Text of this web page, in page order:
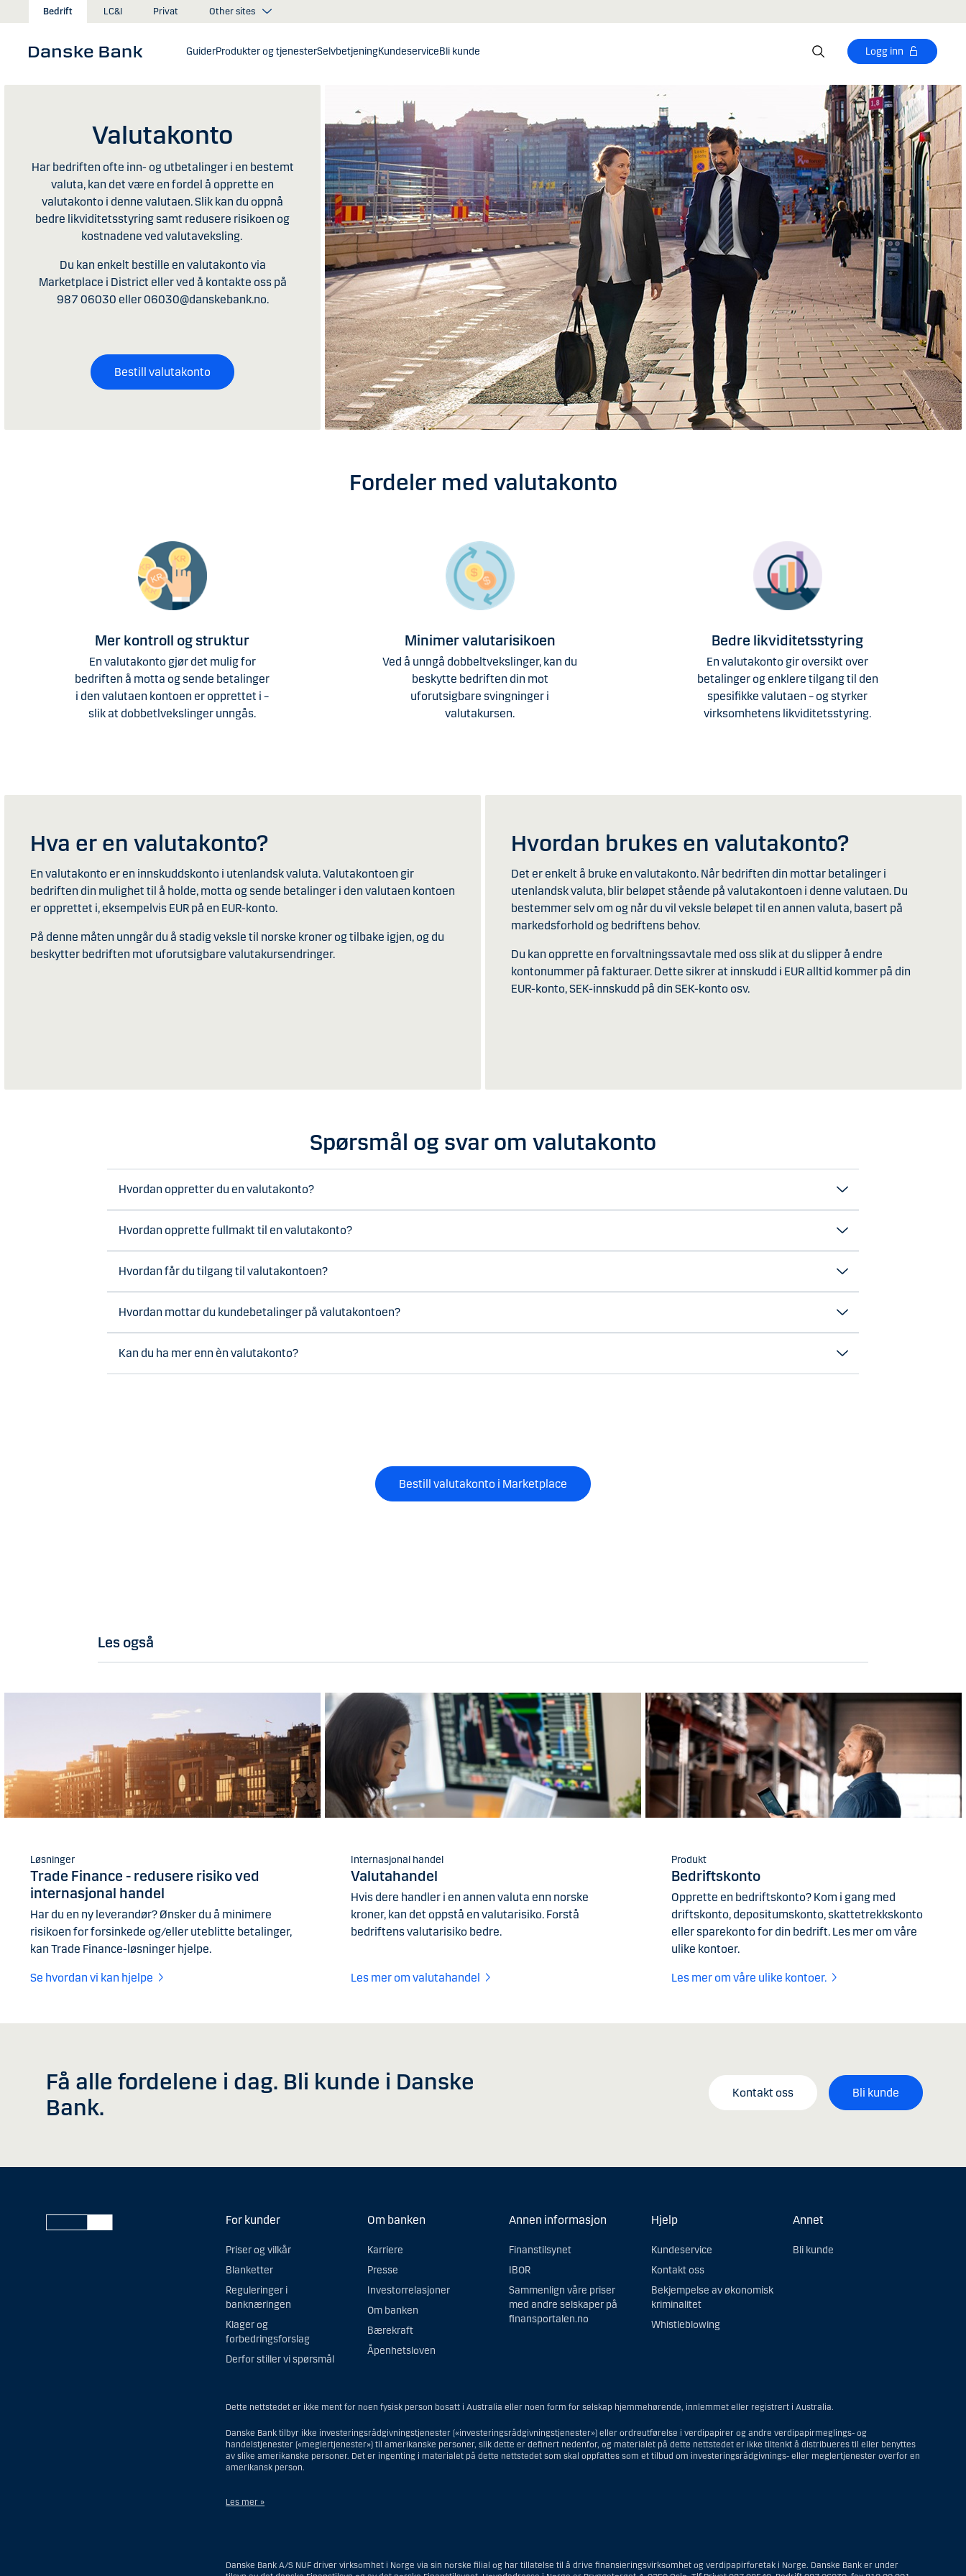
Gå til hovedinnhold
Bedrift LC&I Privat Other sites
GuiderProdukter og tjenesterSelvbetjeningKundeserviceBli kunde Logg inn
Valutakonto
Har bedriften ofte inn- og utbetalinger i en bestemt
valuta, kan det være en fordel å opprette en
valutakonto i denne valutaen. Slik kan du oppnå
bedre likviditetsstyring samt redusere risikoen og
kostnadene ved valutaveksling.
Du kan enkelt bestille en valutakonto via
Marketplace i District eller ved å kontakte oss på
987 06030 eller 06030@danskebank.no.
Bestill valutakonto
Fordeler med valutakonto
Mer kontroll og struktur
En valutakonto gjør det mulig for
bedriften å motta og sende betalinger
i den valutaen kontoen er opprettet i –
slik at dobbetlvekslinger unngås.
Minimer valutarisikoen
Ved å unngå dobbeltvekslinger, kan du
beskytte bedriften din mot
uforutsigbare svingninger i
valutakursen.
Bedre likviditetsstyring
En valutakonto gir oversikt over
betalinger og enklere tilgang til den
spesifikke valutaen – og styrker
virksomhetens likviditetsstyring.
Hva er en valutakonto?
En valutakonto er en innskuddskonto i utenlandsk valuta. Valutakontoen gir
bedriften din mulighet til å holde, motta og sende betalinger i den valutaen kontoen
er opprettet i, eksempelvis EUR på en EUR-konto.
På denne måten unngår du å stadig veksle til norske kroner og tilbake igjen, og du
beskytter bedriften mot uforutsigbare valutakursendringer.​
Hvordan brukes en valutakonto?
Det er enkelt å bruke en valutakonto. Når bedriften din mottar betalinger i
utenlandsk valuta, blir beløpet stående på valutakontoen i denne valutaen. Du
bestemmer selv om og når du vil veksle beløpet til en annen valuta, basert på
markedsforhold og bedriftens behov.
Du kan opprette en forvaltningssavtale med oss slik at du slipper å endre
kontonummer på fakturaer. Dette sikrer at innskudd i EUR alltid kommer på din
EUR-konto, SEK-innskudd på din SEK-konto osv.
Spørsmål og svar om valutakonto
Hvordan oppretter du en valutakonto?
Hvordan opprette fullmakt til en valutakonto?
Hvordan får du tilgang til valutakontoen?
Hvordan mottar du kundebetalinger på valutakontoen?
Kan du ha mer enn èn valutakonto?
Bestill valutakonto i Marketplace
Les også
Løsninger
Trade Finance - redusere risiko ved
internasjonal handel
Har du en ny leverandør? Ønsker du å minimere
risikoen for forsinkede og/eller uteblitte betalinger,
kan Trade Finance-løsninger hjelpe.
Se hvordan vi kan hjelpe
Internasjonal handel
Valutahandel
Hvis dere handler i en annen valuta enn norske
kroner, kan det oppstå en valutarisiko. Forstå
bedriftens valutarisiko bedre.
Les mer om valutahandel
Produkt
Bedriftskonto
Opprette en bedriftskonto? Kom i gang med
driftskonto, depositumskonto, skattetrekkskonto
eller sparekonto for din bedrift. Les mer om våre
ulike kontoer.
Les mer om våre ulike kontoer.
Få alle fordelene i dag. Bli kunde i Danske
Bank.
Kontakt oss Bli kunde
For kunder
Priser og vilkår
Blanketter
Reguleringer i
banknæringen
Klager og
forbedringsforslag
Derfor stiller vi spørsmål
Om banken
Karriere
Presse
Investorrelasjoner
Om banken
Bærekraft
Åpenhetsloven
Annen informasjon
Finanstilsynet
IBOR
Sammenlign våre priser
med andre selskaper på
finansportalen.no
Hjelp
Kundeservice
Kontakt oss
Bekjempelse av økonomisk
kriminalitet
Whistleblowing
Annet
Bli kunde
Dette nettstedet er ikke ment for noen fysisk person bosatt i Australia eller noen form for selskap hjemmehørende, innlemmet eller registrert i Australia.
Danske Bank tilbyr ikke investeringsrådgivningstjenester («investeringsrådgivningstjenester») eller ordreutførelse i verdipapirer og andre verdipapirmeglings- og
handelstjenester («meglertjenester») til amerikanske personer, slik dette er definert nedenfor, og materialet på dette nettstedet er ikke tiltenkt å distribueres til eller benyttes
av slike amerikanske personer. Det er ingenting i materialet på dette nettstedet som skal oppfattes som et tilbud om investeringsrådgivnings- eller meglertjenester overfor en
amerikansk person.
Les mer »
person, med mindre en ikke-amerikansk person har eller deler investeringsbeslutningsmyndighet; eller et bo som en amerikansk person er bestyrer eller forvalter av, med
Danske Bank A/S NUF driver virksomhet i Norge via sin norske filial og har tillatelse til å drive finansieringsvirksomhet og verdipapirforetak i Norge. Danske Bank er under